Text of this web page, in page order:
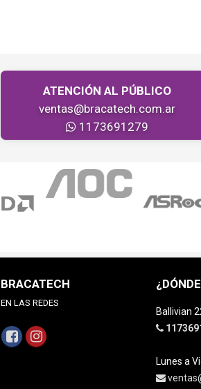
ATENCIÓN AL PÚBLICO
ventas@bracatech.com.ar
1173691279
BRACATECH
EN LAS REDES
Ballivian
Lunes a